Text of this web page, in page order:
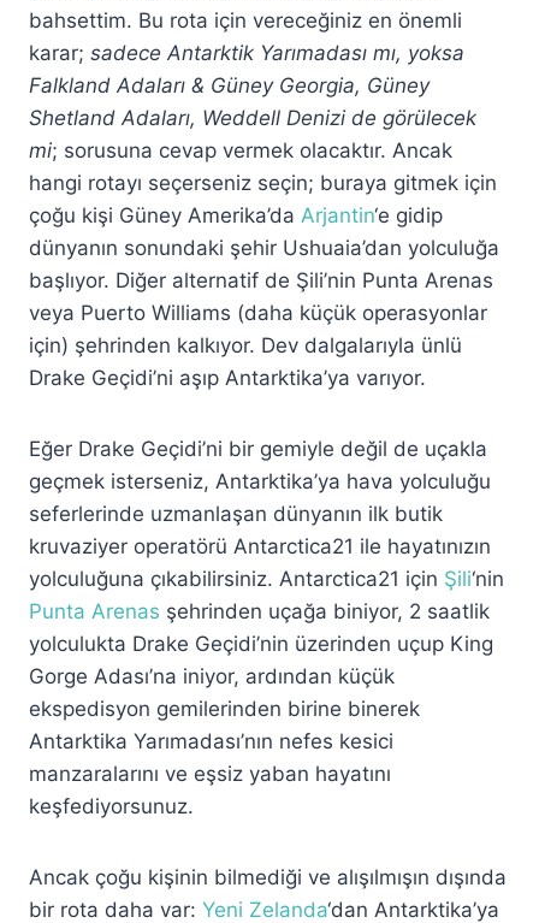
bahsettim. Bu rota için vereceğiniz en önemli
karar; sadece Antarktik Yarımadası mı, yoksa
Falkland Adaları & Güney Georgia, Güney
Shetland Adaları, Weddell Denizi de görülecek
mi; sorusuna cevap vermek olacaktır. Ancak
hangi rotayı seçerseniz seçin; buraya gitmek için
çoğu kişi Güney Amerika’da Arjantin‘e gidip
dünyanın sonundaki şehir Ushuaia’dan yolculuğa
başlıyor. Diğer alternatif de Şili’nin Punta Arenas
veya Puerto Williams (daha küçük operasyonlar
için) şehrinden kalkıyor. Dev dalgalarıyla ünlü
Drake Geçidi’ni aşıp Antarktika’ya varıyor.
Eğer Drake Geçidi’ni bir gemiyle değil de uçakla
geçmek isterseniz, Antarktika’ya hava yolculuğu
seferlerinde uzmanlaşan dünyanın ilk butik
kruvaziyer operatörü Antarctica21 ile hayatınızın
yolculuğuna çıkabilirsiniz. Antarctica21 için Şili‘nin
Punta Arenas şehrinden uçağa biniyor, 2 saatlik
yolculukta Drake Geçidi’nin üzerinden uçup King
Gorge Adası’na iniyor, ardından küçük
ekspedisyon gemilerinden birine binerek
Antarktika Yarımadası’nın nefes kesici
manzaralarını ve eşsiz yaban hayatını
keşfediyorsunuz.
Ancak çoğu kişinin bilmediği ve alışılmışın dışında
bir rota daha var: Yeni Zelanda‘dan Antarktika’ya